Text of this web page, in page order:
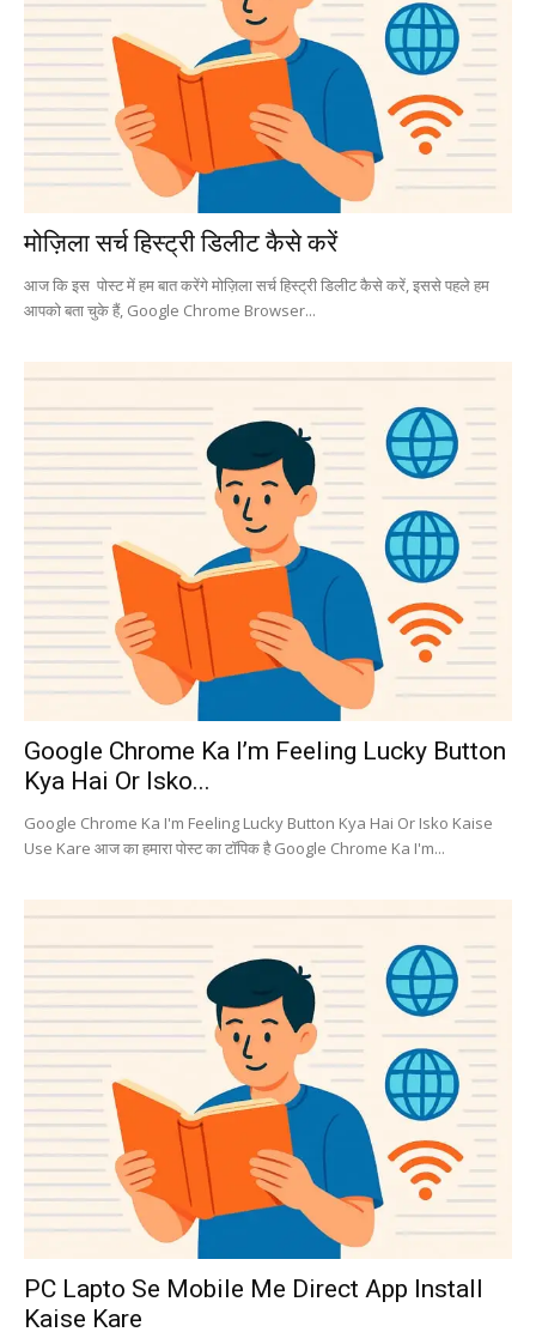
मोज़िला सर्च हिस्ट्री डिलीट कैसे करें
आज कि इस पोस्ट में हम बात करेंगे मोज़िला सर्च हिस्ट्री डिलीट कैसे करें, इससे पहले हम
आपको बता चुके हैं, Google Chrome Browser...
Google Chrome Ka I’m Feeling Lucky Button
Kya Hai Or Isko...
Google Chrome Ka I'm Feeling Lucky Button Kya Hai Or Isko Kaise
Use Kare आज का हमारा पोस्ट का टॉपिक है Google Chrome Ka I'm...
PC Lapto Se Mobile Me Direct App Install
Kaise Kare